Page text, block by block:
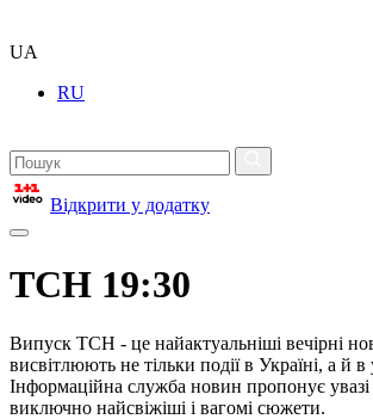
UA
RU
Відкрити у додатку
ТСН 19:30
Випуск ТСН - це найактуальніші вечірні
висвітлюють не тільки події в Україні, а й в
Інформаційна служба новин пропонує увазі
виключно найсвіжіші і вагомі сюжети.